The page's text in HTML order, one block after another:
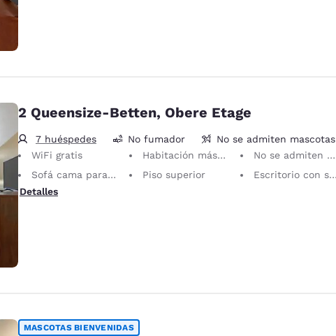
2 Queensize-Betten, Obere Etage
7 huéspedes No fumador
No se admiten mascotas
WiFi gratis
Habitación más grande
No se admiten mascotas Solo se permiten animales de servicio, sin cargo.
Sofá cama para 1 persona
Piso superior
Escritorio con silla ergonómica
Detalles
MASCOTAS BIENVENIDAS